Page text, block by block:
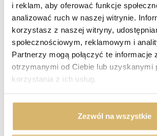
i reklam, aby oferować funkcje
analizować ruch w naszej witrynie.
korzystasz z naszej witryny,
społecznościowym, reklamowym i
Partnerzy mogą połączyć te informacje
otrzymanymi od Ciebie lub uzyskanymi
korzystania z ich usług.
Zezwól na wszystkie
W przypadku samodzielnego wykańczania
musi poświęcić sporo czasu na szukanie
porównywanie ofert, ustalanie szczegółów
zamawianie materiałów. W praktyce oznacza
sklepach, konsultacje z ekipami oraz
nawet w trakcie prac.
Model projekt i realizacja mieszkania pod
etapie projektu, a organizacją całego procesu
zespół. Dzięki temu właściciel nie musi na